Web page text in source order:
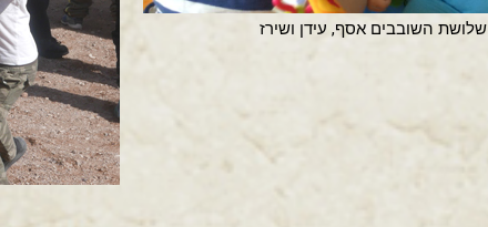
שלושת השובבים אסף, עידן ושירז